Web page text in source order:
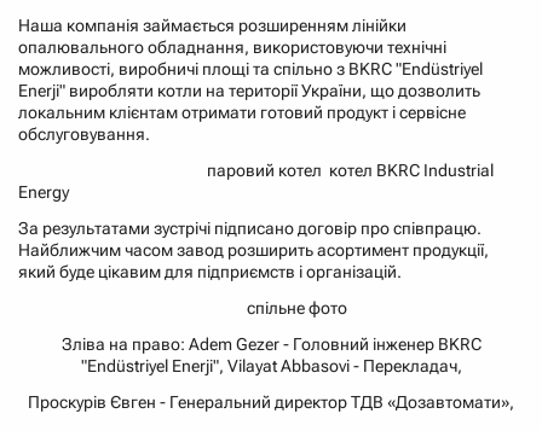
Наша компанія займається розширенням лінійки
опалювального обладнання, використовуючи технічні
можливості, виробничі площі та спільно з BKRC "Endüstriyel
Enerji" виробляти котли на території України, що дозволить
локальним клієнтам отримати готовий продукт і сервісне
обслуговування.
паровий котел котел BKRC Industrial
Energy
За результатами зустрічі підписано договір про співпрацю.
Найближчим часом завод розширить асортимент продукції,
який буде цікавим для підприємств і організацій.
спільне фото
Зліва на право: Adem Gezer - Головний інженер BKRC
"Endüstriyel Enerji", Vilayat Abbasovi - Перекладач,
Проскурів Євген - Генеральний директор ТДВ «Дозавтомати»,